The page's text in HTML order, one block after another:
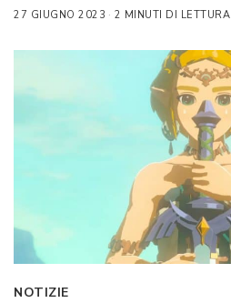
27 GIUGNO 2023 2 MINUTI DI LETTURA
NOTIZIE